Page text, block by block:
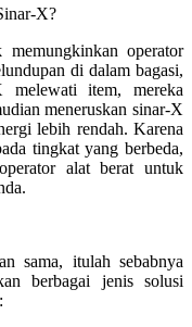
X?
operator
di dalam bagasi,
melewati item, mereka
meneruskan sinar-X
lebih rendah. Karena
tingkat yang berbeda,
alat berat untuk
sama, itulah sebabnya
berbagai jenis solusi